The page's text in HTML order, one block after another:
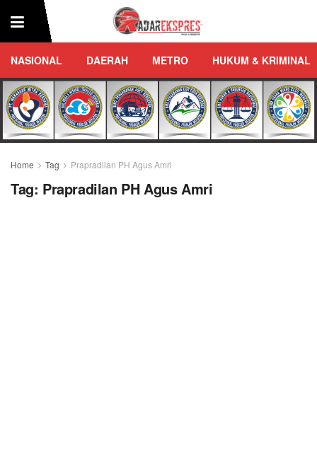
NASIONAL DAERAH METRO HUKUM & KRIMINAL
Home Tag Prapradilan PH Agus Amri
Tag: Prapradilan PH Agus Amri